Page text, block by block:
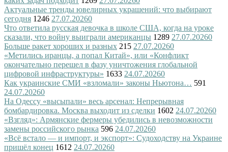
Актуальные тренды ювелирных украшений: что выбирают
сегодня 1246 27.07.20260
Что ответила русская девочка в школе США, когда на уроке
сказали, что войну выиграли американцы 1289 27.07.20260
Больше ракет хороших и разных 215 27.07.20260
«Метились иранцы, а попал Китай», или «Конфликт
окончательно перешел в фазу уничтожения глобальной
цифровой инфраструктуры» 1633 24.07.20260
Как украинские СМИ «взломали» законы Ньютона… 591
24.07.20260
На Одессу «высыпали» весь арсенал: Непрерывная
бомбардировка. Москва выходит из сделки 1602 24.07.20260
«Взгляд»: Армянские фермеры убедились в невозможности
замены российского рынка 596 24.07.20260
«Всё встало — и импорт, и экспорт»: Судоходству на Украине
пришёл конец 1612 24.07.20260